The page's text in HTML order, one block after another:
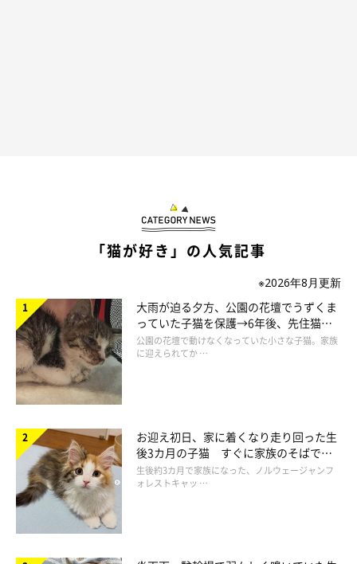
みなさんのご意見、ぜひに参考にさせていただきたいです！
どしどしお寄せください！！！
今回初めての「ねこのきもち塾」。また、2回目、3回目…と続け
ていきたいと思っていますので、
MAGAZINE、ねこのきもちアプリをよろしくお願いいたしま
文／ねこのきもちWeb編集室
「猫が好き」の人気記事
※2026年8月更新
大雨が迫る夕方、公園の花壇でうずくま
っていた子猫を保護→6年後、先住猫
と“姉妹”のような関係に
公園の花壇で動けなくなっていた小さな子猫。家族
に迎えられてか …
お迎え初日、家に着くなり走り回った生
後3カ月の子猫 すぐに家族のそばで落
ち着く姿に「迎えてよかった」
生後約3カ月で家族になった、ノルウェージャンフ
ォレストキャッ …